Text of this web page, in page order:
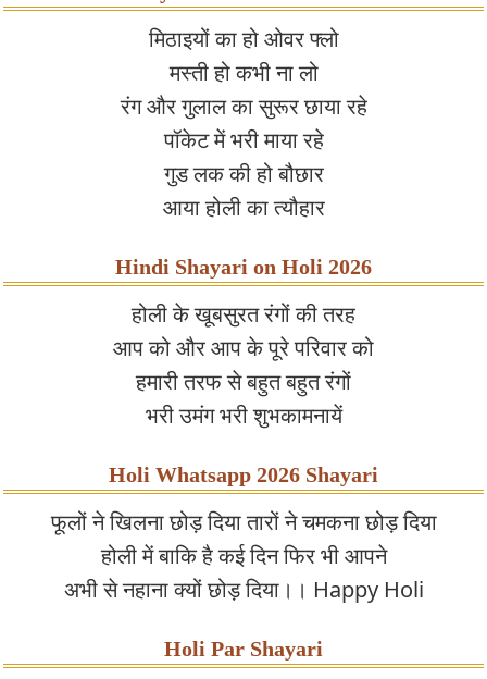
मिठाइयों का हो ओवर फ्लो
मस्ती हो कभी ना लो
रंग और गुलाल का सुरूर छाया रहे
पॉकेट में भरी माया रहे
गुड लक की हो बौछार
आया होली का त्यौहार
Hindi Shayari on Holi 2026
होली के खूबसुरत रंगों की तरह
आप को और आप के पूरे परिवार को
हमारी तरफ से बहुत बहुत रंगों
भरी उमंग भरी शुभकामनायें
Holi Whatsapp 2026 Shayari
फूलों ने खिलना छोड़ दिया तारों ने चमकना छोड़ दिया
होली में बाकि है कई दिन फिर भी आपने
अभी से नहाना क्यों छोड़ दिया।। Happy Holi
Holi Par Shayari